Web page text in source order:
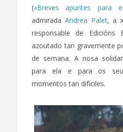
(«Breves apuntes para
admiradaAndrea Palet, a
responsable de
azoutado tan gravemente
de semana. A nosa
para ela e para os
momentos tan difíciles.